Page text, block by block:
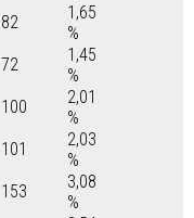
82
1,65
%
72
1,45
%
100
2,01
%
101
2,03
%
153
3,08
%